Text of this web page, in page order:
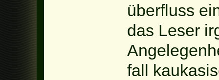
überfluss
das Leser
fall